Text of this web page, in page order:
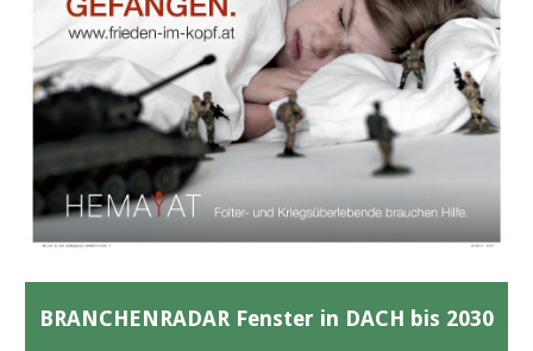
BRANCHENRADAR Fenster in DACH bis 2030